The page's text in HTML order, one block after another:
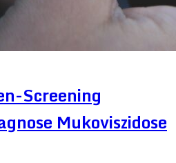
Screening
Mukoviszidose